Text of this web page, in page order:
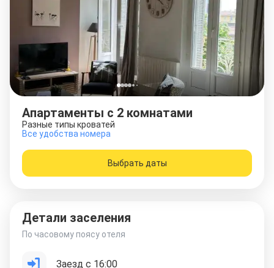
Апартаменты с 2 комнатами
Разные типы кроватей
Все удобства номера
Выбрать даты
Детали заселения
По часовому поясу отеля
Заезд с 16:00